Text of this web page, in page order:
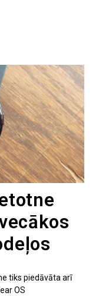
tiks piedāvāta arī
OS